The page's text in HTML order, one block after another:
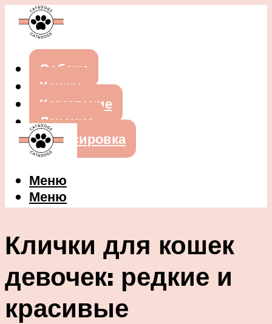
Собаки
Кошки
Кормление
Лечение
Дрессировка
Меню
Меню
Клички для кошек
девочек: редкие и
красивые